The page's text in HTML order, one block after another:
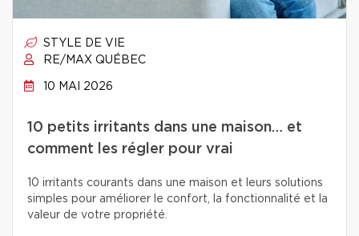
STYLE DE VIE
RE/MAX QUÉBEC
10 MAI 2026
10 petits irritants dans une maison… et
comment les régler pour vrai
10 irritants courants dans une maison et leurs solutions
simples pour améliorer le confort, la fonctionnalité et la
valeur de votre propriété.